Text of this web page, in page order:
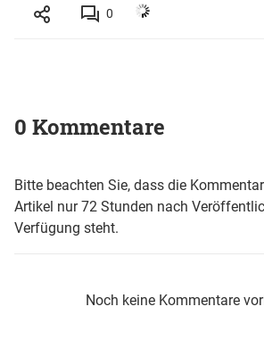
0
0 Kommentare
Bitte beachten Sie, dass die
Artikel nur 72 Stunden nach
Verfügung steht.
Noch keine Kommentare